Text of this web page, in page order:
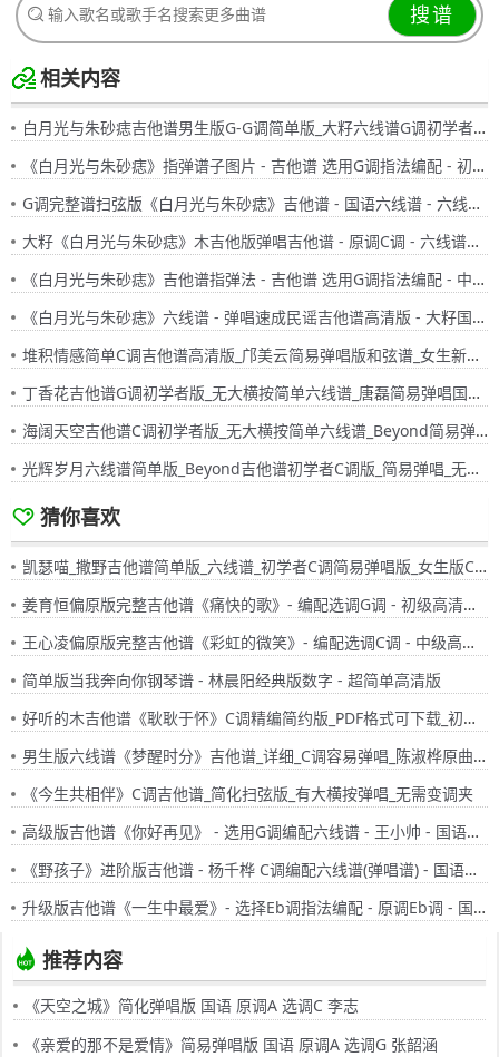
搜谱
相关内容
白月光与朱砂痣吉他谱男生版G-G调简单版_大籽六线谱G调初学者简易弹唱版_女生版B-C调
《白月光与朱砂痣》指弹谱子图片 - 吉他谱 选用G调指法编配 - 初级谱子 - 六线谱(独奏/指弹谱)
G调完整谱扫弦版《白月光与朱砂痣》吉他谱 - 国语六线谱 - 六线谱(弹唱谱) - 原调G调
大籽《白月光与朱砂痣》木吉他版弹唱吉他谱 - 原调C调 - 六线谱选调C调编配 - 国语版曲谱高清图片
《白月光与朱砂痣》吉他谱指弹法 - 吉他谱 选用G调指法编配 - 中级谱子 - 六线谱(独奏/指弹谱)
《白月光与朱砂痣》六线谱 - 弹唱速成民谣吉他谱高清版 - 大籽国语版歌谱 - 选调编配G调 - 原调G调
堆积情感简单C调吉他谱高清版_邝美云简易弹唱版和弦谱_女生新手入门国语版六线谱
丁香花吉他谱G调初学者版_无大横按简单六线谱_唐磊简易弹唱国语版
海阔天空吉他谱C调初学者版_无大横按简单六线谱_Beyond简易弹唱粤语版
光辉岁月六线谱简单版_Beyond吉他谱初学者C调版_简易弹唱_无大横按粤语版
猜你喜欢
凯瑟喵_撒野吉他谱简单版_六线谱_初学者C调简易弹唱版_女生版C-D男生版F-G调
姜育恒偏原版完整吉他谱《痛快的歌》- 编配选调G调 - 初级高清六线谱
王心凌偏原版完整吉他谱《彩虹的微笑》- 编配选调C调 - 中级高清六线谱
简单版当我奔向你钢琴谱 - 林晨阳经典版数字 - 超简单高清版
好听的木吉他谱《耿耿于怀》C调精编简约版_PDF格式可下载_初学者有大横按必练
男生版六线谱《梦醒时分》吉他谱_详细_C调容易弹唱_陈淑桦原曲六线谱简化版
《今生共相伴》C调吉他谱_简化扫弦版_有大横按弹唱_无需变调夹
高级版吉他谱《你好再见》 - 选用G调编配六线谱 - 王小帅 - 国语版图片高清谱子 - 原调G调
《野孩子》进阶版吉他谱 - 杨千桦 C调编配六线谱(弹唱谱) - 国语版曲谱 - 歌曲原调C调
升级版吉他谱《一生中最爱》- 选择Eb调指法编配 - 原调Eb调 - 国语版高清图谱 - 谭咏麟六线谱
推荐内容
《天空之城》简化弹唱版 国语 原调A 选调C 李志
《亲爱的那不是爱情》简易弹唱版 国语 原调A 选调G 张韶涵